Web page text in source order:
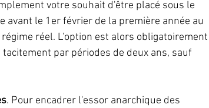
votre souhait d'être placé sous le
avant le 1er février de la première année au
réel. L'option est alors obligatoirement
par périodes de deux ans, sauf
. Pour encadrer l'essor anarchique des